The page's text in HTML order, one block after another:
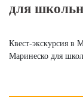
для
Квест-экскурсия в
Маринеско для